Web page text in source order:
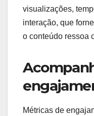
visualizações,
interação, que
o conteúdo ressoa
Métricas de